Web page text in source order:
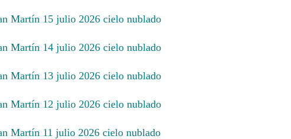
Martín 15 julio 2026 cielo nublado
Martín 14 julio 2026 cielo nublado
Martín 13 julio 2026 cielo nublado
Martín 12 julio 2026 cielo nublado
Martín 11 julio 2026 cielo nublado